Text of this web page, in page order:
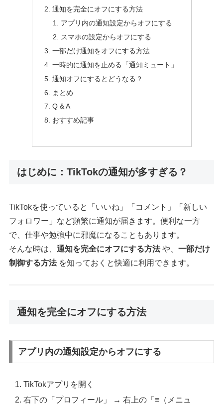
通知を完全にオフにする方法
アプリ内の通知設定からオフにする
スマホの設定からオフにする
一部だけ通知をオフにする方法
一時的に通知を止める「通知ミュート」
通知オフにするとどうなる？
まとめ
Q & A
おすすめ記事
はじめに：TikTokの通知が多すぎる？
TikTokを使っていると「いいね」「コメント」「新しい
フォロワー」など頻繁に通知が届きます。便利な一方
で、仕事や勉強中に邪魔になることもあります。
そんな時は、通知を完全にオフにする方法や、一部だけ
制御する方法を知っておくと快適に利用できます。
通知を完全にオフにする方法
アプリ内の通知設定からオフにする
TikTokアプリを開く
右下の「プロフィール」 → 右上の「≡（メニュ